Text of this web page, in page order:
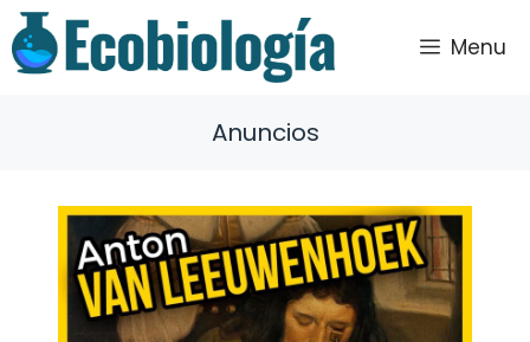
Saltar
al
contenido
Menu
Anuncios